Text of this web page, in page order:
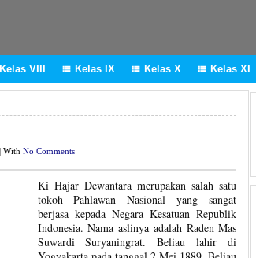
Kelas VIII  Kelas IX  Kelas X  Kelas XI
With No Comments
Ki Hajar Dewantara merupakan salah satu
tokoh Pahlawan Nasional yang sangat
berjasa kepada Negara Kesatuan Republik
Indonesia. Nama aslinya adalah Raden Mas
Suwardi Suryaningrat. Beliau lahir di